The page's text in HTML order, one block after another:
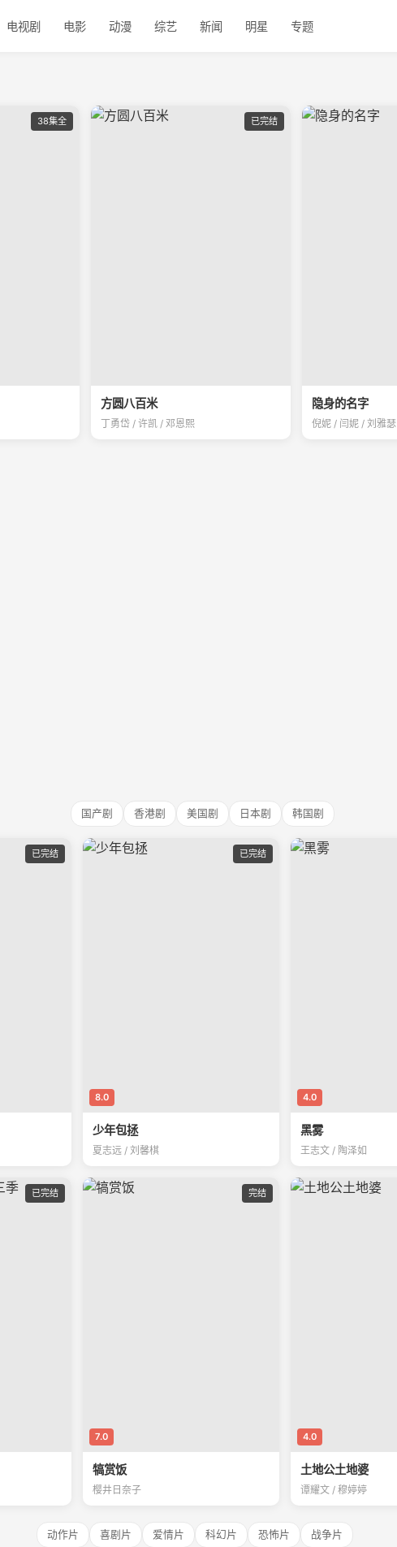
电视剧 电影 动漫 综艺 新闻 明星 专题
38集全 已完结
方圆八百米
丁勇岱 / 许凯 / 邓恩熙
隐身的名字
倪妮 / 闫妮 / 刘雅瑟
国产剧 香港剧 美国剧 日本剧 韩国剧
已完结 已完结
8.0
少年包拯
夏志远 / 刘馨棋
4.0
黑雾
王志文 / 陶泽如
已完结 完结
7.0
犒赏饭
樱井日奈子
4.0
土地公土地婆
谭耀文 / 穆婷婷
动作片 喜剧片 爱情片 科幻片 恐怖片 战争片